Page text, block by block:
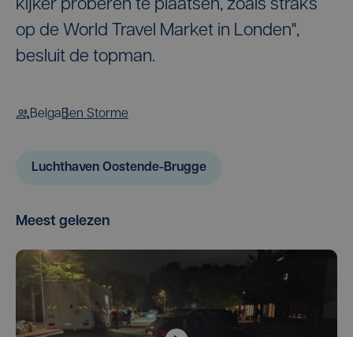
kijker proberen te plaatsen, zoals straks
op de World Travel Market in Londen",
besluit de topman.
BelgaBen Storme
Luchthaven Oostende-Brugge
Meest gelezen